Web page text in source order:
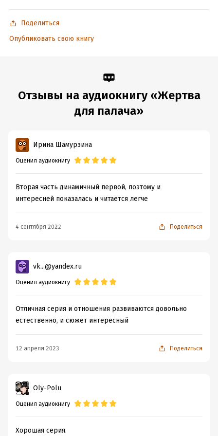
Поделиться
Опубликовать свою книгу
Отзывы на аудиокнигу «Жертва
для палача»
Ирина Шамурзина
Оценил аудиокнигу
Вторая часть динамичный первой, поэтому и
интересней показалась и читается легче
4 сентября 2022 Поделиться
vk...@yandex.ru
Оценил аудиокнигу
Отличная серия и отношения развиваются довольно
естественно, и сюжет интересный
12 апреля 2023 Поделиться
Oly-Polu
Оценил аудиокнигу
Хорошая серия.